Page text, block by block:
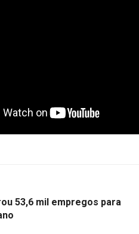
53,6 mil empregos para